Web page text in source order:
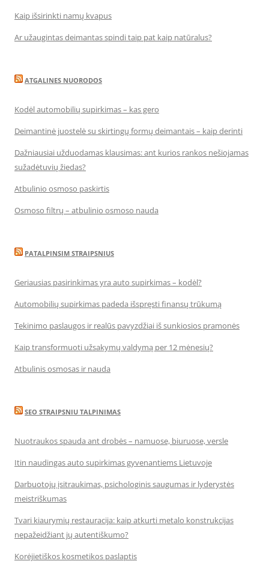
Kaip išsirinkti namų kvapus
Ar užaugintas deimantas spindi taip pat kaip natūralus?
ATGALINES NUORODOS
Kodėl automobilių supirkimas – kas gero
Deimantinė juostelė su skirtingų formų deimantais – kaip derinti
Dažniausiai užduodamas klausimas: ant kurios rankos nešiojamas
sužadėtuvių žiedas?
Atbulinio osmoso paskirtis
Osmoso filtrų – atbulinio osmoso nauda
PATALPINSIM STRAIPSNIUS
Geriausias pasirinkimas yra auto supirkimas – kodėl?
Automobilių supirkimas padeda išspręsti finansų trūkumą
Tekinimo paslaugos ir realūs pavyzdžiai iš sunkiosios pramonės
Kaip transformuoti užsakymų valdymą per 12 mėnesių?
Atbulinis osmosas ir nauda
SEO STRAIPSNIU TALPINIMAS
Nuotraukos spauda ant drobės – namuose, biuruose, versle
Itin naudingas auto supirkimas gyvenantiems Lietuvoje
Darbuotojų įsitraukimas, psichologinis saugumas ir lyderystės
meistriškumas
Tvari kiaurymių restauracija: kaip atkurti metalo konstrukcijas
nepažeidžiant jų autentiškumo?
Korėjietiškos kosmetikos paslaptis